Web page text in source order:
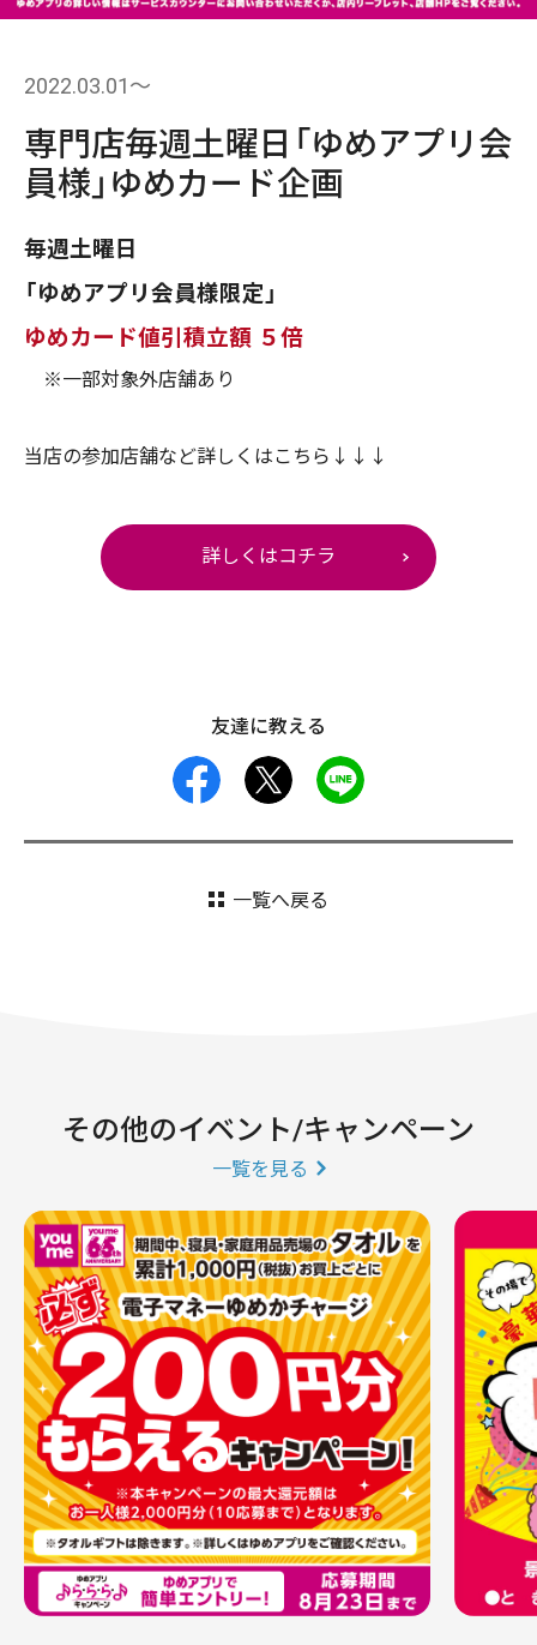
2022.03.01〜
専門店毎週土曜日「ゆめアプリ会
員様」ゆめカード企画
毎週土曜日
「ゆめアプリ会員様限定」
ゆめカード値引積立額 ５倍
※一部対象外店舗あり
当店の参加店舗など詳しくはこちら↓↓↓
詳しくはコチラ
友達に教える
facebook
一覧へ戻る
その他のイベント/キャンペーン
一覧を見る